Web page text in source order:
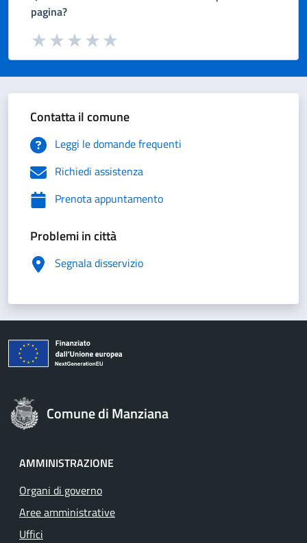
pagina?
Valuta da 1 a 5 stelle la pagina
Valuta 5 stelle su 5
Valuta 4 stelle su 5
Valuta 3 stelle su 5
Valuta 2 stelle su 5
Valuta 1 stelle su 5
Contatta il comune
Leggi le domande frequenti
Richiedi assistenza
Prenota appuntamento
Problemi in città
Segnala disservizio
Comune di Manziana
AMMINISTRAZIONE
Organi di governo
Aree amministrative
Uffici